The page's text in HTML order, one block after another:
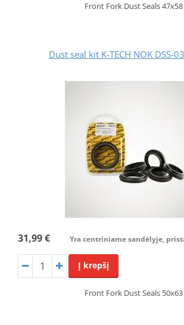
Front Fork Dust Seals 47x58
Dust seal kit K-TECH NOK DSS-
31,99 € Yra centriniame sandėlyje,
Į krepšį
Front Fork Dust Seals 50x63